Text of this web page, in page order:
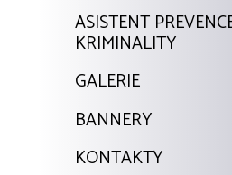
ASISTENT
KRIMINALITY
GALERIE
BANNERY
KONTAKTY